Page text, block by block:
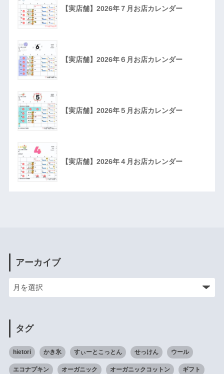
【実店舗】2026年７月お店カレンダー
【実店舗】2026年６月お店カレンダー
【実店舗】2026年５月お店カレンダー
【実店舗】2026年４月お店カレンダー
アーカイブ
タグ
hietori かき氷 すぃーとこっとん せっけん ウール
エコナプキン オーガニック オーガニックコットン ギフト